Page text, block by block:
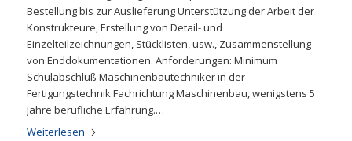
Bestellung bis zur Auslieferung Unterstützung der Arbeit der
Konstrukteure, Erstellung von Detail- und
Einzelteilzeichnungen, Stücklisten, usw., Zusammenstellung
von Enddokumentationen. Anforderungen: Minimum
Schulabschluß Maschinenbautechniker in der
Fertigungstechnik Fachrichtung Maschinenbau, wenigstens 5
Jahre berufliche Erfahrung.…
Weiterlesen